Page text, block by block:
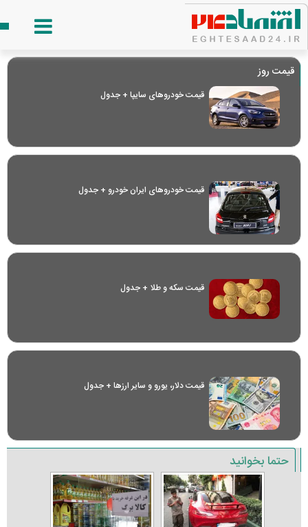
قیمت روز
قیمت خودرو‌های سایپا + جدول
قیمت خودرو‌های ایران خودرو + جدول
قیمت سکه و طلا + جدول
قیمت دلار، یورو و سایر ارز‌ها + جدول
حتما بخوانید